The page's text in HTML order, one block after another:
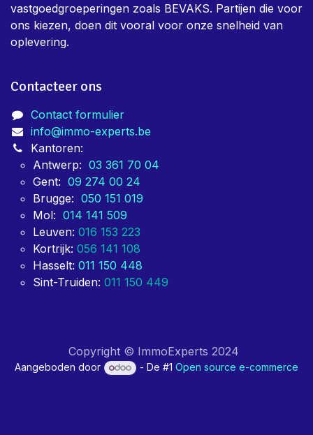
vastgoedgroeperingen zoals BEVAKS. Partijen die voor
ons kiezen, doen dit vooral voor onze snelheid van
oplevering.
Contacteer ons
Contact formulier
info@immo-experts.be
Kantoren:
Antwerp: 03 361 70 04
Gent: 09 274 00 24
Brugge: 050 151 019
Mol: 014 141 509
Leuven: 016 153 223
Kortrijk: 056 141 108
Hasselt: 011 150 448
Sint-Truiden: 011 150 449
Copyright © ImmoExperts 2024
Aangeboden door - De #1Open source e-commerce